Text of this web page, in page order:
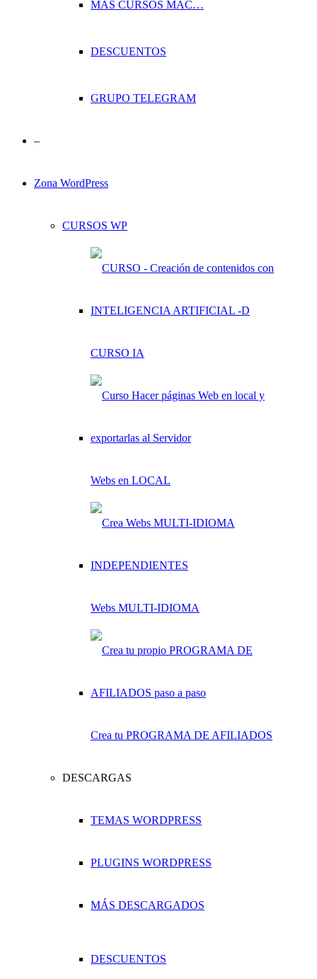
MAS CURSOS MAC…
DESCUENTOS
GRUPO TELEGRAM
–
Zona WordPress
CURSOS WP
CURSO IA
Webs en LOCAL
Webs MULTI-IDIOMA
Crea tu PROGRAMA DE AFILIADOS
DESCARGAS
TEMAS WORDPRESS
PLUGINS WORDPRESS
MÁS DESCARGADOS
DESCUENTOS